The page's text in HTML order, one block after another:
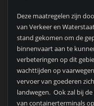
Deze maatregelen zijn
van Verkeer en
stand gekomen om de
binnenvaart aan te
verbeteringen op dit
wachttijden op
vervoer van goederen
landwegen. Ook zal bij
van containerterminals